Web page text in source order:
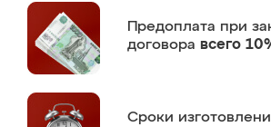
Предоплата при
договора всего
Сроки